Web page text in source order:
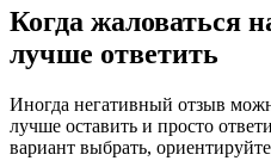
Когда жаловаться
лучше ответить
Иногда негативный отзыв
лучше оставить и просто
вариант выбрать,